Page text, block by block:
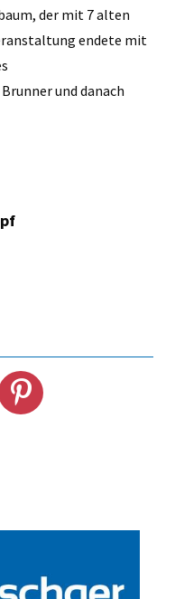
der mit 7 alten
endete mit
und danach